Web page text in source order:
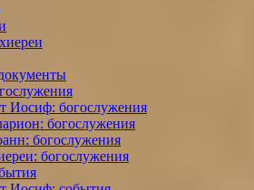
Иосиф: богослужения
богослужения
богослужения
богослужения